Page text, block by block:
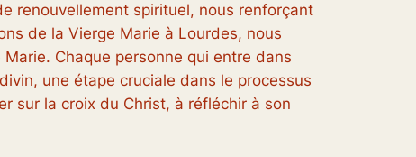
renouvellement spirituel, nous renforçant
de la Vierge Marie à Lourdes, nous
Chaque personne qui entre dans
une étape cruciale dans le processus
sur la croix du Christ, à réfléchir à son